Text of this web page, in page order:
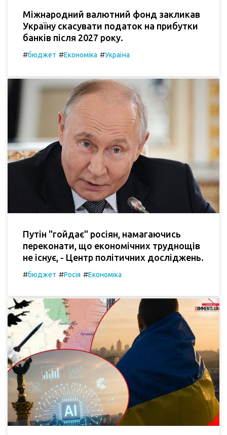
Міжнародний валютний фонд закликав
Україну скасувати податок на прибутки
банків після 2027 року.
#бюджет #Економіка #Україна
Путін "гойдає" росіян, намагаючись
переконати, що економічних труднощів
не існує, - Центр політичних досліджень.
#бюджет #Росія #Економіка